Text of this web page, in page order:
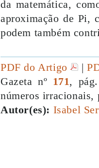
da matemática,
aproximação de Pi,
podem também
PDF do Artigo |
Gazeta nº 171,
números irracionais,
Autor(es): Isabel